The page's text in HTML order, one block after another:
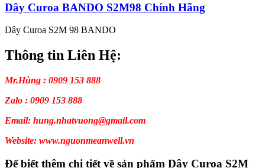
Dây Curoa BANDO S2M98 Chính Hãng
Dây Curoa S2M 98 BANDO
Thông tin Liên Hệ:
Mr.Hùng : 0909 153 888
Zalo : 0909 153 888
Email: hung.nhatvuong@gmail.com
Website: www.nguonmeanwell.vn
Để biết thêm chi tiết về sản phẩm Dây Curoa S2M